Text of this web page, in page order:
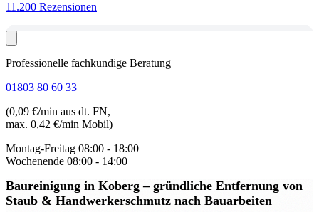
11.200 Rezensionen
Professionelle fachkundige Beratung
01803 80 60 33
(0,09 €/min aus dt. FN,
max. 0,42 €/min Mobil)
Montag-Freitag 08:00 - 18:00
Wochenende 08:00 - 14:00
Baureinigung in Koberg– gründliche Entfernung von
Staub & Handwerkerschmutz nach Bauarbeiten